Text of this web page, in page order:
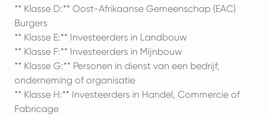
** Klasse D:** Oost-Afrikaanse Gemeenschap (EAC)
Burgers
** Klasse E:** Investeerders in Landbouw
** Klasse F:** Investeerders in Mijnbouw
** Klasse G:** Personen in dienst van een bedrijf,
onderneming of organisatie
** Klasse H:** Investeerders in Handel, Commercie of
Fabricage